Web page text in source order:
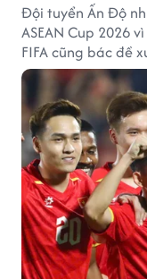
Đội tuyển Ấn Độ
ASEAN Cup 2026
FIFA cũng bác đề
tuyển quốc gia.